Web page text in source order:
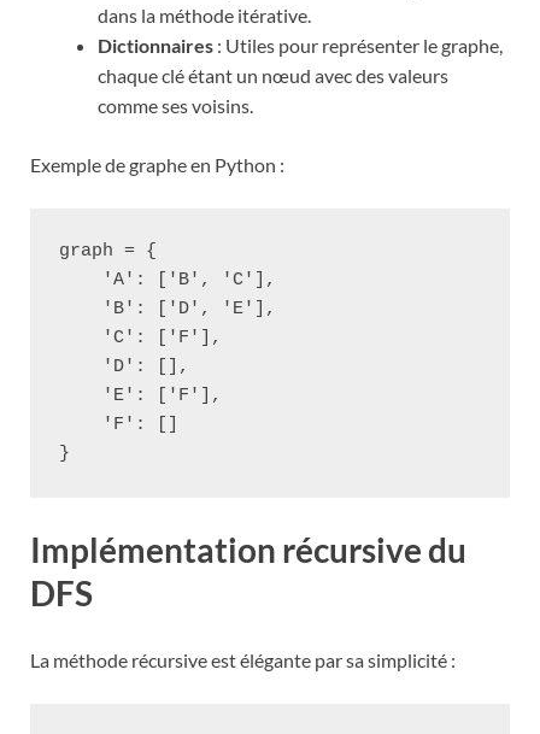
dans la méthode itérative.
Dictionnaires : Utiles pour représenter le graphe,
chaque clé étant un nœud avec des valeurs
comme ses voisins.
Exemple de graphe en Python :
graph = {
    'A': ['B', 'C'],
    'B': ['D', 'E'],
    'C': ['F'],
    'D': [],
    'E': ['F'],
    'F': []
Implémentation récursive du
DFS
La méthode récursive est élégante par sa simplicité :